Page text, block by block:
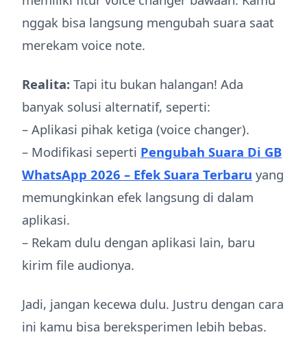
nggak bisa langsung mengubah suara saat
merekam voice note.
Realita: Tapi itu bukan halangan! Ada
banyak solusi alternatif, seperti:
– Aplikasi pihak ketiga (voice changer).
– Modifikasi seperti Pengubah Suara Di GB
WhatsApp 2026 – Efek Suara Terbaru yang
memungkinkan efek langsung di dalam
aplikasi.
– Rekam dulu dengan aplikasi lain, baru
kirim file audionya.
Jadi, jangan kecewa dulu. Justru dengan cara
ini kamu bisa bereksperimen lebih bebas.